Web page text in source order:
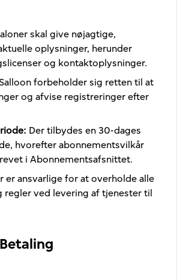
skal give nøjagtige,
oplysninger, herunder
og kontaktoplysninger.
forbeholder sig retten til at
og afvise registreringer efter
: Der tilbydes en 30-dages
hvorefter abonnementsvilkår
i Abonnementsafsnittet.
er ansvarlige for at overholde alle
ved levering af tjenester til